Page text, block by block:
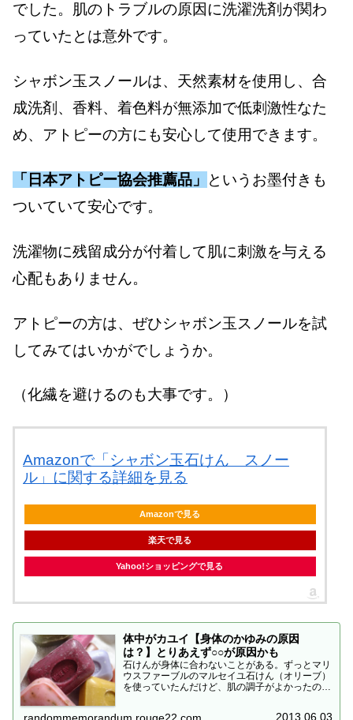
でした。肌のトラブルの原因に洗濯洗剤が関わ
っていたとは意外です。
シャボン玉スノールは、天然素材を使用し、合
成洗剤、香料、着色料が無添加で低刺激性なた
め、アトピーの方にも安心して使用できます。
「日本アトピー協会推薦品」
というお墨付きも
ついていて安心です。
洗濯物に残留成分が付着して肌に刺激を与える
心配もありません。
アトピーの方は、ぜひシャボン玉スノールを試
してみてはいかがでしょうか。
（化繊を避けるのも大事です。）
Amazonで「シャボン玉石けん スノー
ル」に関する詳細を見る
Amazonで見る
楽天で見る
Yahoo!ショッピングで見る
体中がカユイ【身体のかゆみの原因
は？】とりあえず○○が原因かも
石けんが身体に合わないことがある。ずっとマリ
ウスファーブルのマルセイユ石けん（オリーブ）
を使っていたんだけど、肌の調子がよかったの
randommemorandum.rouge22.com 2013.06.03